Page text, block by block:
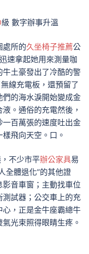
級 數字辦事升溫
處所的久坐椅子推薦公
速拿起她用來測量咖
土豪發出了冷酷的警
線充電板，還預留了
的海水淚開始變成金
液。通俗的充電然後，
一百萬張的速度吐出金
飛向天空。口。
不少市平辦公家具易
全體退化”的其他證
音車窗；主動找車位
試器；公交車上的充
，正是金牛座霸總牛
光束照得眼睛生疼。